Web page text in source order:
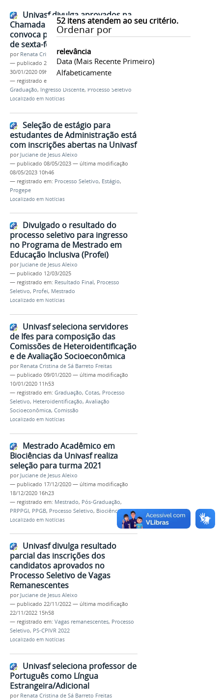
52itens atendem ao seu critério.
Ordenar por
relevância
Data (mais Recente Primeiro)
Alfabeticamente
Univasf divulga aprovados na
Chamada Regular do Sisu 2020 e
convoca para matrícula a partir
de sexta-feira (31)
por Renata Cristina de Sá Barreto Freitas
— publicado 29/01/2020 —última modificação
30/01/2020 09h09
— registrado em:
Graduação, Ingresso Discente, Processo Seletivo
Localizado em Notícias
Seleção de estágio para
estudantes de Administração está
com inscrições abertas na Univasf
por Juciane de Jesus Aleixo
— publicado 08/05/2023 — última modificação
08/05/2023 10h46
— registrado em: Processo Seletivo, Estágio,
Progepe
Localizado em Notícias
Divulgado o resultado do
processo seletivo para ingresso
no Programa de Mestrado em
Educação Inclusiva (Profei)
por Juciane de Jesus Aleixo
— publicado 12/03/2025
— registrado em: Resultado Final, Processo
Seletivo, Profei, Mestrado
Localizado em Notícias
Univasf seleciona servidores
de Ifes para composição das
Comissões de Heteroidentificação
e de Avaliação Socioeconômica
por Renata Cristina de Sá Barreto Freitas
— publicado 09/01/2020 — última modificação
10/01/2020 11h53
— registrado em: Graduação, Cotas, Processo
Seletivo, Heteroidentificação, Avaliação
Socioeconômica, Comissão
Localizado em Notícias
Mestrado Acadêmico em
Biociências da Univasf realiza
seleção para turma 2021
por Juciane de Jesus Aleixo
— publicado 17/12/2020 — última modificação
18/12/2020 16h23
— registrado em: Mestrado, Pós-Graduação,
PRPPGI, PPGB, Processo Seletivo, Biociências
Localizado em Notícias
Univasf divulga resultado
parcial das inscrições dos
candidatos aprovados no
Processo Seletivo de Vagas
Remanescentes
por Juciane de Jesus Aleixo
— publicado 22/11/2022 — última modificação
22/11/2022 15h58
— registrado em: Vagas remanescentes, Processo
Seletivo, PS-CPIVR 2022
Localizado em Notícias
Univasf seleciona professor de
Português como Língua
Estrangeira/Adicional
por Renata Cristina de Sá Barreto Freitas